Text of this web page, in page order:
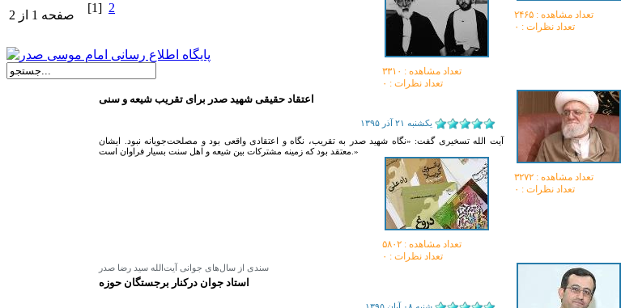
تعداد مشاهده :‌ ۲۴۶۵
تعداد نظرات : ۰
تعداد مشاهده :‌ ۳۳۱۰
تعداد نظرات : ۰
تعداد مشاهده :‌ ۳۲۷۲
تعداد نظرات : ۰
اعتقاد حقیقی شهید صدر برای تقریب شیعه و سنی
آیت الله تسخیری گفت: «نگاه شهید صدر به تقریب، نگاه و اعتقادی واقعی بود و مصلحت‌جویانه نبود. ایشان
معتقد بود كه زمینه مشتركات بین شیعه و اهل سنت بسیار فراوان است.»
تعداد مشاهده :‌ ۵۸۰۲
تعداد نظرات : ۰
سندی از سال‌های جوانی آیت‌الله سید رضا صدر
استاد جوان درکنار برجستگان حوزه
صفحه 1 از 2
[1] 2